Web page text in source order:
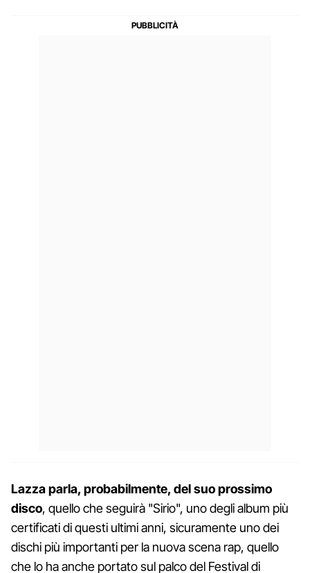
Lazza parla, probabilmente, del suo prossimo
disco, quello che seguirà "Sirio", uno degli album più
certificati di questi ultimi anni, sicuramente uno dei
dischi più importanti per la nuova scena rap, quello
che lo ha anche portato sul palco del Festival di